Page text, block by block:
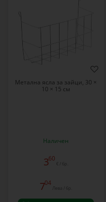
Метална ясла за зайци, 30 ×
10 × 15 см
Наличен
360
€ / бр.
704
Лева / бр.